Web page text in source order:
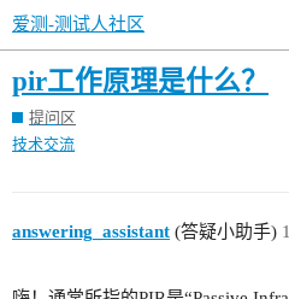
爱测-测试人社区
pir工作原理是什么？
提问区
技术交流
answering_assistant (答疑小助手) 1